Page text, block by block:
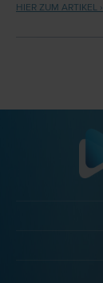
HIER ZUM ARTIKEL ›